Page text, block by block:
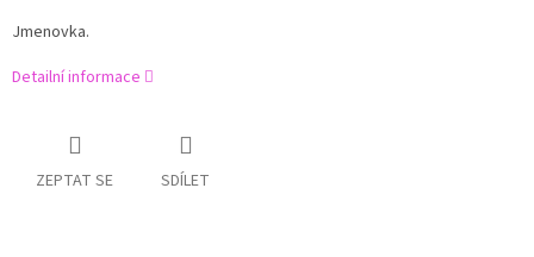
Jmenovka.
Detailní informace
ZEPTAT SE SDÍLET